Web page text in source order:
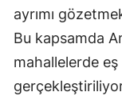
ayrımı
Bu kapsamda
mahallelerde eş